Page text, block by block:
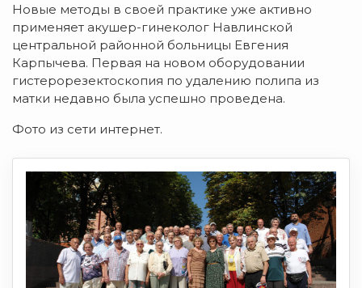
Новые методы в своей практике уже активно
применяет акушер-гинеколог Навлинской
центральной районной больницы Евгения
Карпычева. Первая на новом оборудовании
гистерорезектоскопия по удалению полипа из
матки недавно была успешно проведена.
Фото из сети интернет.